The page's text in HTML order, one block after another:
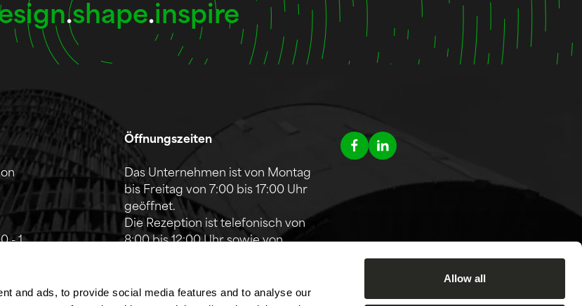
and ads, to provide social media features and to analyse our
Allow all
.shape.inspire
- 1
Öffnungszeiten
Das Unternehmen ist von Montag
bis Freitag von 7:00 bis 17:00 Uhr
geöffnet.
Die Rezeption ist telefonisch von
8:00 bis 12:00 Uhr sowie von
Diese Zeiten gelten nicht an